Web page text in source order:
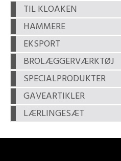
TIL KLOAKEN
HAMMERE
EKSPORT
BROLÆGGERVÆRKTØJ
SPECIALPRODUKTER
GAVEARTIKLER
LÆRLINGESÆT